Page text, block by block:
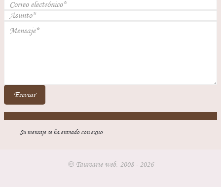
Enviar
Su mensaje se ha enviado con exito
© Tauroarte web, 2008 - 2026